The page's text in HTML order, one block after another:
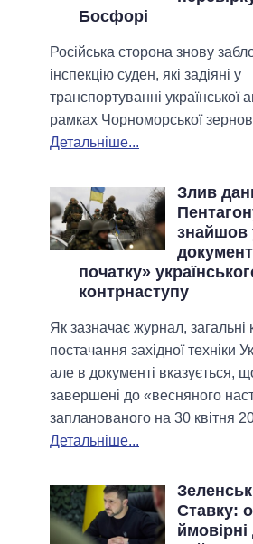
Босфорі
Російська сторона знову
інспекцію суден, які задіяні у
транспортуванні української
рамках Чорноморської
Детальніше...
Злив
знайшов
початку»
контрнаступу
Як зазначає журнал, загальні
постачання західної техніки
але в документі вказується,
завершені до «весняного
запланованого на 30 квітня
Детальніше...
Ставку:
ймовірні